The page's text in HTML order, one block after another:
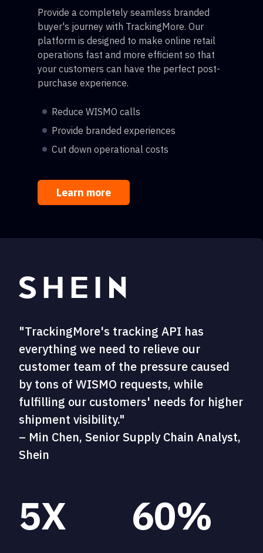
Provide a completely seamless branded
buyer's journey with TrackingMore. Our
platform is designed to make online retail
operations fast and more efficient so that
your customers can have the perfect post-
purchase experience.
Reduce WISMO calls
Provide branded experiences
Cut down operational costs
Learn more
"TrackingMore's tracking API has
everything we need to relieve our
customer team of the pressure caused
by tons of WISMO requests, while
fulfilling our customers' needs for higher
shipment visibility."
– Min Chen, Senior Supply Chain Analyst,
Shein
5X 60%